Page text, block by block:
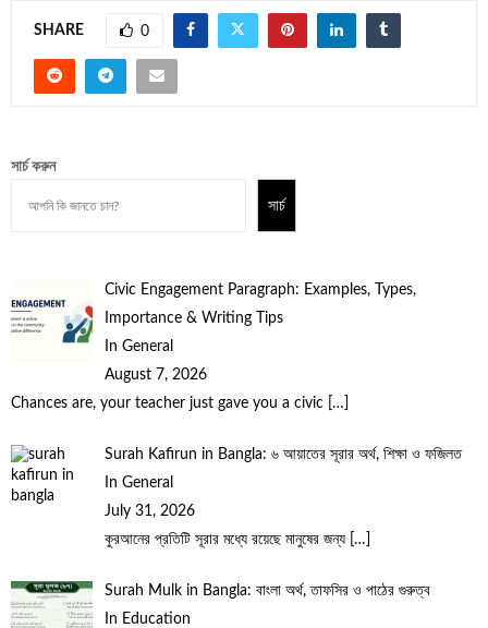
SHARE 0
সার্চ করুন
সার্চ
Civic Engagement Paragraph: Examples, Types,
Importance & Writing Tips
In General
August 7, 2026
Chances are, your teacher just gave you a civic […]
Surah Kafirun in Bangla: ৬ আয়াতের সূরার অর্থ, শিক্ষা ও ফজিলত
In General
July 31, 2026
কুরআনের প্রতিটি সূরার মধ্যে রয়েছে মানুষের জন্য […]
Surah Mulk in Bangla: বাংলা অর্থ, তাফসির ও পাঠের গুরুত্ব
In Education